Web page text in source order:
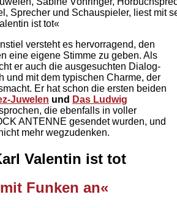
Sprecher und Schauspieler, liest mit
ist tot«
versteht es hervorragend, den
eine eigene Stimme zu geben. Als
er auch die ausgesuchten Dialog-
und mit dem typischen Charme, der
Er hat schon die ersten beiden
Juwelen und Das Ludwig
die ebenfalls in voller
ANTENNE gesendet wurden, und
mehr wegzudenken.
Valentin ist tot
Funken an«